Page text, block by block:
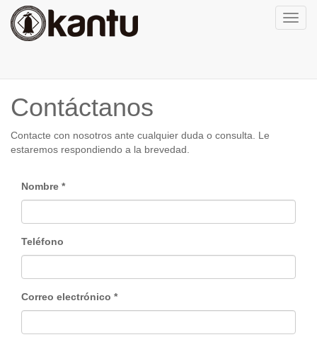
Contáctanos
Contacte con nosotros ante cualquier duda o consulta. Le
estaremos respondiendo a la brevedad.
Nombre
Teléfono
Correo electrónico